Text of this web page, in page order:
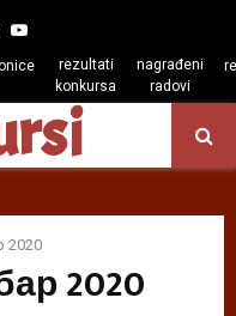
Youtube
rezultati
konkursa
nagrađeni
radovi
2020
2020